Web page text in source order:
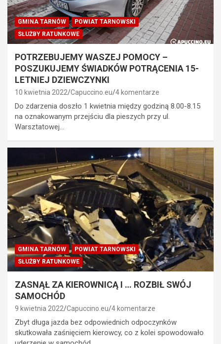
GMINA TARNÓW
POWIAT TARNOWSKI
SŁUŻBY RATUNKOWE
POTRZEBUJEMY WASZEJ POMOCY –
POSZUKUJEMY ŚWIADKÓW POTRĄCENIA 15-
LETNIEJ DZIEWCZYNKI
10 kwietnia 2022 Capuccino.eu 4 komentarze
Do zdarzenia doszło 1 kwietnia między godziną 8.00-8.15
na oznakowanym przejściu dla pieszych przy ul.
Warsztatowej…
GMINA TARNÓW
POWIAT TARNOWSKI
SŁUŻBY RATUNKOWE
ZASNĄŁ ZA KIEROWNICĄ I … ROZBIŁ SWÓJ
SAMOCHÓD
9 kwietnia 2022 Capuccino.eu 4 komentarze
Zbyt długa jazda bez odpowiednich odpoczynków
skutkowała zaśnięciem kierowcy, co z kolei spowodowało